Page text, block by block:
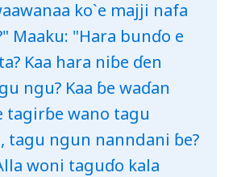
ko`e majji nafa
Maaku: "Hara bunɗo e
Kaa hara niɓe ɗen
ngu? Kaa ɓe waɗan
tagirɓe wano tagu
tagu ngun nanndani ɓe?
woni taguɗo kala